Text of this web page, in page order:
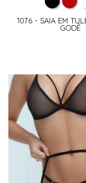
1076 - SAIA EM
GODÊ